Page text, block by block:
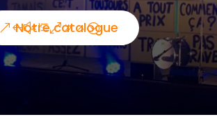
Notre catalogue